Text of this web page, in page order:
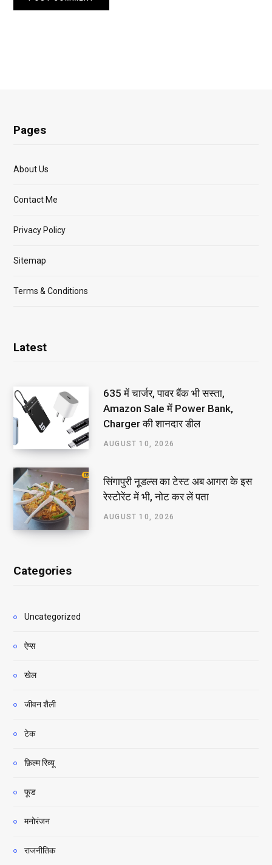
Pages
About Us
Contact Me
Privacy Policy
Sitemap
Terms & Conditions
Latest
₹635 में चार्जर, पावर बैंक भी सस्ता,
Amazon Sale में Power Bank,
Charger की शानदार डील
AUGUST 10, 2026
सिंगापुरी नूडल्स का टेस्ट अब आगरा के इस
रेस्टोरेंट में भी, नोट कर लें पता
AUGUST 10, 2026
Categories
Uncategorized
ऐप्स
खेल
जीवन शैली
टेक
फ़िल्म रिव्यू
फूड
मनोरंजन
राजनीतिक